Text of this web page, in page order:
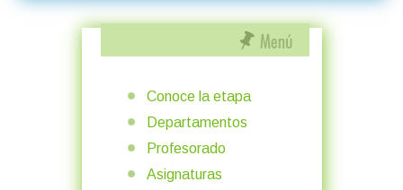
Conoce la etapa
Departamentos
Profesorado
Asignaturas